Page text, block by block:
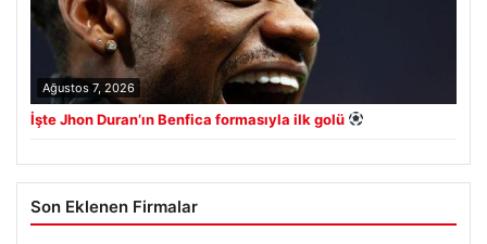
Ağustos 7, 2026
İşte Jhon Duran’ın Benfica formasıyla ilk golü
Son Eklenen Firmalar